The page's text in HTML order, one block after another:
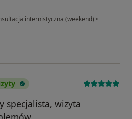
internistyczna (weekend) •
specjalista, wizyta